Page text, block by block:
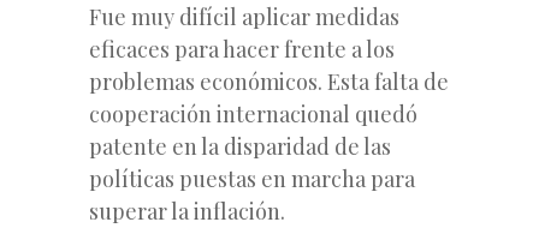
Fue muy difícil aplicar medidas
eficaces para hacer frente a los
problemas económicos. Esta falta de
cooperación internacional quedó
patente en la disparidad de las
políticas puestas en marcha para
superar la inflación.